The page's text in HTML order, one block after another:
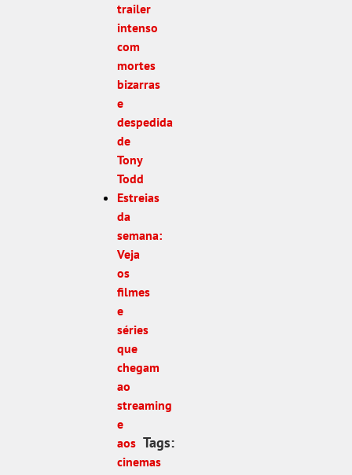
trailer
intenso
com
mortes
bizarras
e
despedida
de
Tony
Todd
Estreias
da
semana:
Veja
os
filmes
e
séries
que
chegam
ao
streaming
e
aos
cinemas
Tags: